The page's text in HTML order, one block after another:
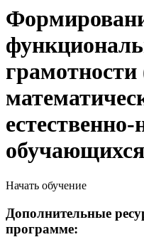
грамотности
обучающихся
Начать обучение
Дополнительные
программе: